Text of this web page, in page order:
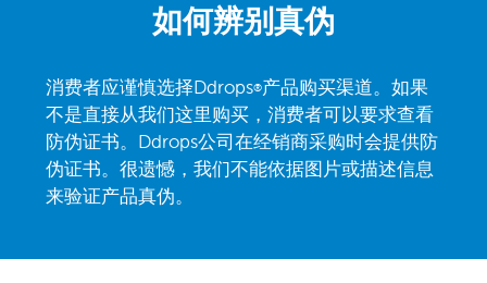
如何辨别真伪
消费者应谨慎选择Ddrops®产品购买渠道。如果
不是直接从我们这里购买，消费者可以要求查看
防伪证书。Ddrops公司在经销商采购时会提供防
伪证书。很遗憾，我们不能依据图片或描述信息
来验证产品真伪。